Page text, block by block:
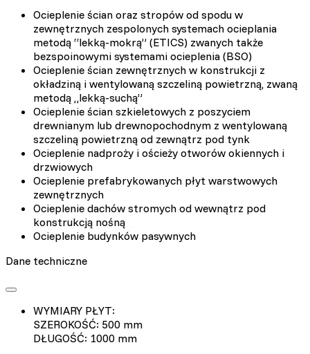
Ocieplenie ścian oraz stropów od spodu w
zewnętrznych zespolonych systemach ocieplania
metodą “lekką-mokrą” (ETICS) zwanych także
bezspoinowymi systemami ocieplenia (BSO)
Ocieplenie ścian zewnętrznych w konstrukcji z
okładziną i wentylowaną szczeliną powietrzną, zwaną
metodą „lekką-suchą”
Ocieplenie ścian szkieletowych z poszyciem
drewnianym lub drewnopochodnym z wentylowaną
szczeliną powietrzną od zewnątrz pod tynk
Ocieplenie nadproży i ościeży otworów okiennych i
drzwiowych
Ocieplenie prefabrykowanych płyt warstwowych
zewnętrznych
Ocieplenie dachów stromych od wewnątrz pod
konstrukcją nośną
Ocieplenie budynków pasywnych
Dane techniczne
WYMIARY PŁYT:
SZEROKOŚĆ: 500 mm
DŁUGOŚĆ: 1000 mm